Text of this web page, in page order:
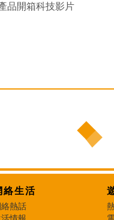
品開箱科技影片
絡生活
熱話